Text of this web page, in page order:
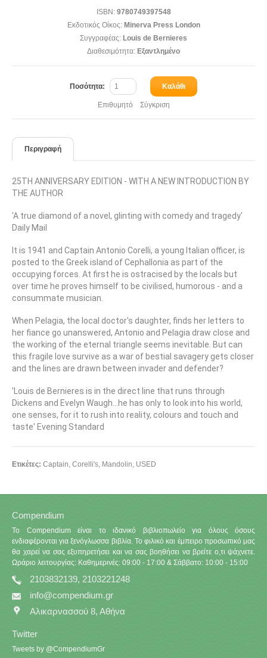
ISBN:9780749397548
Εκδοτικός Οίκος: Minerva Press London
Συγγραφέας: Louis de Bernieres
Διαθεσιμότητα: Εξαντλημένο
Ποσότητα: Καλάθι
Επιθυμητό Σύγκριση
Περιγραφή
25TH ANNIVERSARY EDITION - WITH A NEW INTRODUCTION BY
THE AUTHOR
'A true diamond of a novel, glinting with comedy and tragedy'
Daily Mail
It is 1941 and Captain Antonio Corelli, a young Italian officer, is
posted to the Greek island of Cephallonia as part of the
occupying forces. At first he is ostracised by the locals but
over time he proves himself to be civilised, humorous - and a
consummate musician.
When Pelagia, the local doctor's daughter, finds her letters to
her fiance go unanswered, Antonio and Pelagia draw close and
the working of the eternal triangle seems inevitable. But can
this fragile love survive as a war of bestial savagery gets closer
and the lines are drawn between invader and defender?
'Louis de Bernieres is in the direct line that runs through
Dickens and Evelyn Waugh...he has only to look into his world,
one senses, for it to rush into reality, colours and touch and
taste' Evening Standard
Ετικέτες: Captain, Corelli's, Mandolin, USED
Compendium
Το Compendium είναι το ιδανικό βιβλιοπωλείο για όλους όσους
ενδιαφέρονται για ξενόγλωσσα βιβλία. Το φιλικό και έμπειρο προσωπικό μας
θα χαρεί να σας εξυπηρετήσει και να σας βοηθήσει να βρείτε ο,τι ψάχνετε.
Ωράριο λειτουργίας: Καθημερινές: 09:00 - 17:00 & Σάββατο: 10:00 - 15:00
2103832139, 2103221248
info@compendium.gr
Αλικαρνασσού 8, Αθήνα
Twitter
Tweets by @CompendiumGr